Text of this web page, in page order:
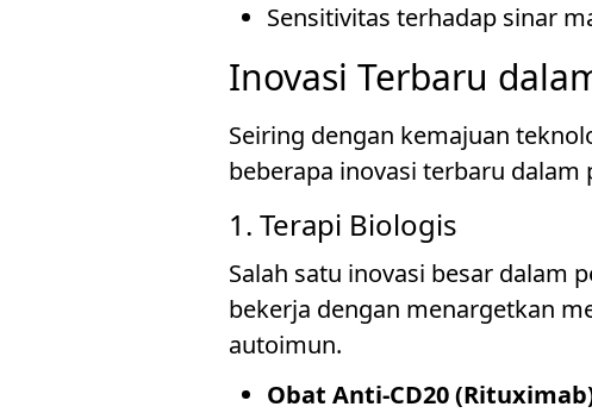
Sensitivitas terhadap sinar
Inovasi Terbaru
Seiring dengan kemajuan
beberapa inovasi terbaru
1. Terapi Biologis
Salah satu inovasi besar dalam
bekerja dengan menargetkan
autoimun.
Obat Anti-CD20